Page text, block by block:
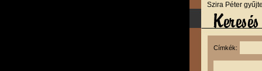
Szira Péter
Címkék: